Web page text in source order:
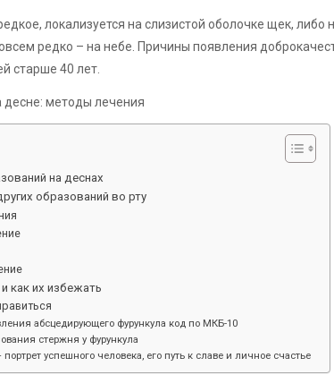
локализуется на слизистой оболочке щек, либо
редко – на небе. Причины появления
старше 40 лет.
на деснах
образований во рту
как их избежать
абсцедирующего фурункула код по МКБ-10
стержня у фурункула
успешного человека, его путь к славе и личное счастье